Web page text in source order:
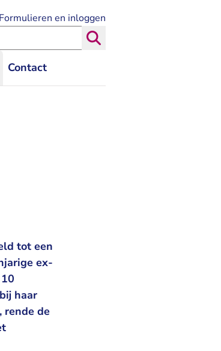
Contact
Formulieren en inloggen
de Rechtspraak
tot een
ex-
haar
rende de